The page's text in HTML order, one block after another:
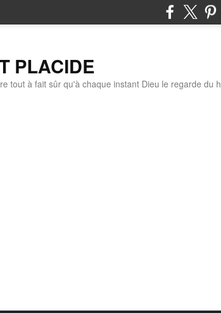
PLACIDE
tout à fait sûr qu'à chaque instant Dieu le regarde du